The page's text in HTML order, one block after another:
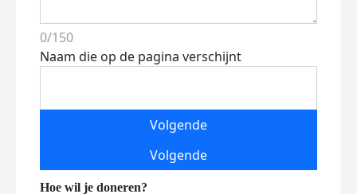
0/150
Naam die op de pagina verschijnt
Volgende
Volgende